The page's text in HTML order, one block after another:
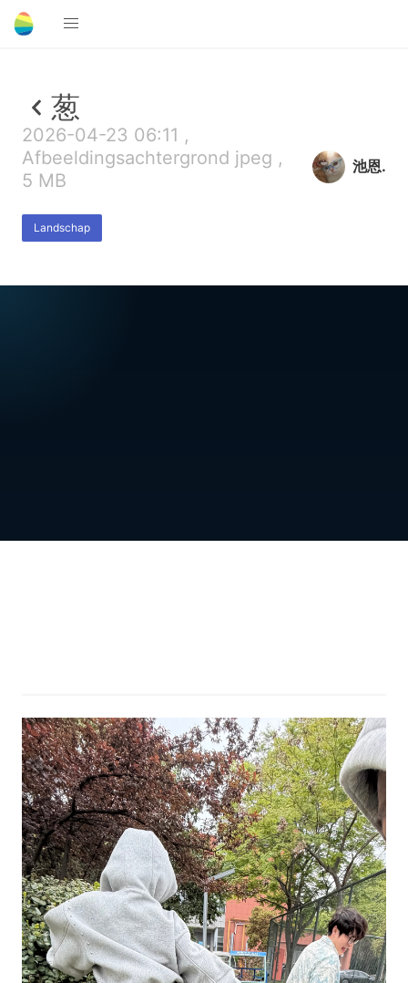
葱
2026-04-23 06:11 ,
Afbeeldingsachtergrond jpeg ,
5 MB
Landschap
池恩.